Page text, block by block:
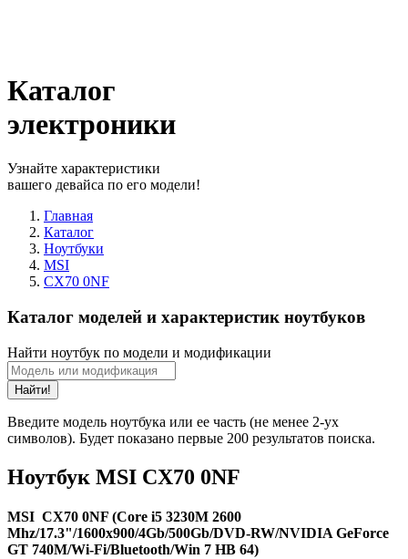
Каталог
электроники
Узнайте характеристики
вашего девайса по его модели!
Главная
Каталог
Ноутбуки
MSI
CX70 0NF
Каталог моделей и характеристик ноутбуков
Найти ноутбук по модели и модификации
Найти!
Введите модель ноутбука или ее часть (не менее 2-ух
символов). Будет показано первые 200 результатов поиска.
Ноутбук MSI CX70 0NF
MSI CX70 0NF (Core i5 3230M 2600
Mhz/17.3"/1600x900/4Gb/500Gb/DVD-RW/NVIDIA GeForce
GT 740M/Wi-Fi/Bluetooth/Win 7 HB 64)